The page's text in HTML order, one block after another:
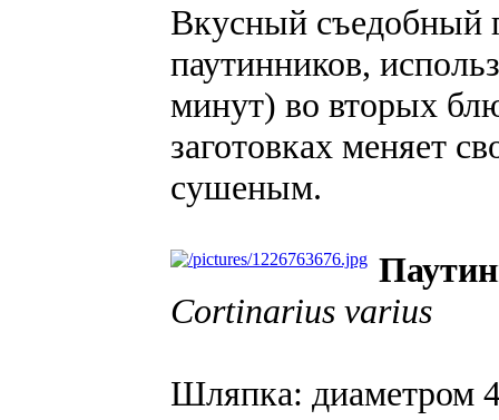
Вкусный съедобный
паутинников,
минут) во вторых
заготовках меняет
сушеным.
Cortinarius varius
Шляпка: диаметром